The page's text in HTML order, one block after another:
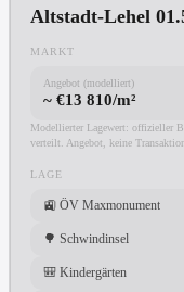
Altstadt-Lehel
MARKT
Angebot (modelliert)
~ €13 810/m²
Modellierter Lagewert: offizieller
verteilt. Angebot, keine
LAGE
🚉 ÖV Maxmonument
🌳 Schwindinsel
🎒 Kindergärten